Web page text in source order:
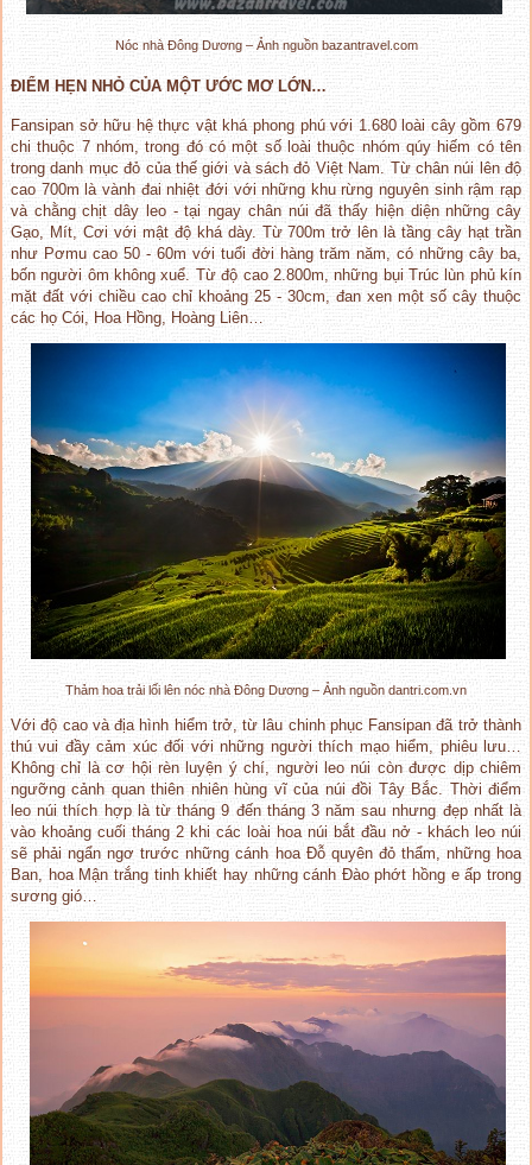
Nóc nhà Đông Dương – Ảnh nguồn bazantravel.com
ĐIỂM HẸN NHỎ CỦA MỘT ƯỚC MƠ LỚN…
Fansipan sở hữu hệ thực vật khá phong phú với 1.680 loài cây gồm 679
chi thuộc 7 nhóm, trong đó có một số loài thuộc nhóm qúy hiếm có tên
trong danh mục đỏ của thế giới và sách đỏ Việt Nam. Từ chân núi lên độ
cao 700m là vành đai nhiệt đới với những khu rừng nguyên sinh rậm rạp
và chằng chịt dây leo - tại ngay chân núi đã thấy hiện diện những cây
Gạo, Mít, Cơi với mật độ khá dày. Từ 700m trở lên là tầng cây hạt trần
như Pơmu cao 50 - 60m với tuổi đời hàng trăm năm, có những cây ba,
bốn người ôm không xuể. Từ độ cao 2.800m, những bụi Trúc lùn phủ kín
mặt đất với chiều cao chỉ khoảng 25 - 30cm, đan xen một số cây thuộc
các họ Cói, Hoa Hồng, Hoàng Liên…
Thảm hoa trải lối lên nóc nhà Đông Dương – Ảnh nguồn dantri.com.vn
Với độ cao và địa hình hiểm trở, từ lâu chinh phục Fansipan đã trở thành
thú vui đầy cảm xúc đối với những người thích mạo hiểm, phiêu lưu…
Không chỉ là cơ hội rèn luyện ý chí, người leo núi còn được dịp chiêm
ngưỡng cảnh quan thiên nhiên hùng vĩ của núi đồi Tây Bắc. Thời điểm
leo núi thích hợp là từ tháng 9 đến tháng 3 năm sau nhưng đẹp nhất là
vào khoảng cuối tháng 2 khi các loài hoa núi bắt đầu nở - khách leo núi
sẽ phải ngẩn ngơ trước những cánh hoa Đỗ quyên đỏ thẩm, những hoa
Ban, hoa Mận trắng tinh khiết hay những cánh Đào phớt hồng e ấp trong
sương gió…